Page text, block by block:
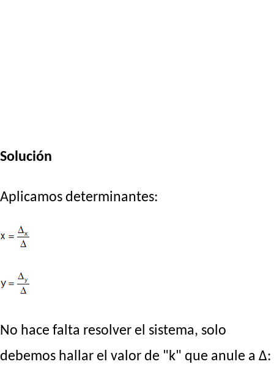
Solución
Aplicamos determinantes:
No hace falta resolver el sistema, solo
debemos hallar el valor de "k" que anule a Δ: